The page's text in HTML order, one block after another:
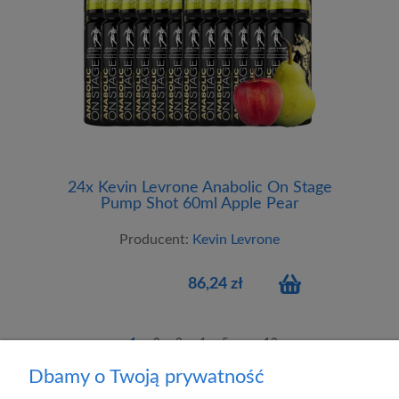
24x Kevin Levrone Anabolic On Stage
Pump Shot 60ml Apple Pear
Producent: Kevin Levrone
86,24 zł
1 2 3 4 5 ... 13
Dbamy o Twoją prywatność